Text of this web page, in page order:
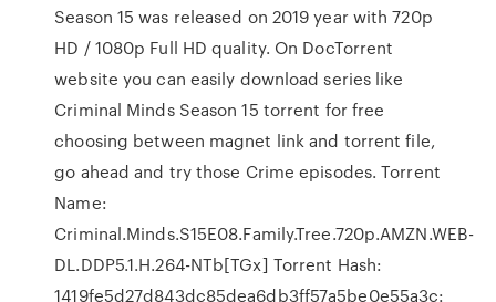
Season 15 was released on 2019 year with 720p
HD / 1080p Full HD quality. On DocTorrent
website you can easily download series like
Criminal Minds Season 15 torrent for free
choosing between magnet link and torrent file,
go ahead and try those Crime episodes. Torrent
Name:
Criminal.Minds.S15E08.Family.Tree.720p.AMZN.WEB-
DL.DDP5.1.H.264-NTb[TGx] Torrent Hash:
1419fe5d27d843dc85dea6db3ff57a5be0e55a3c: